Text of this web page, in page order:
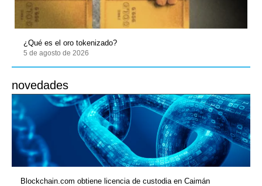
¿Qué es el oro tokenizado?
5 de agosto de 2026
novedades
Blockchain.com obtiene licencia de custodia en Caimán